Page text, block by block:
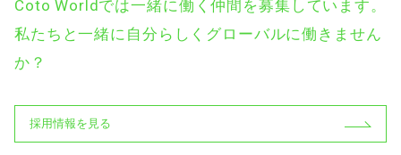
Coto Worldでは一緒に働く仲間を募集しています。
私たちと一緒に自分らしくグローバルに働きません
か？
採用情報を見る